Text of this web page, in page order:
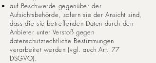
auf Beschwerde gegenüber der
Aufsichtsbehörde, sofern sie der Ansicht sind,
dass die sie betreffenden Daten durch den
Anbieter unter Verstoß gegen
datenschutzrechtliche Bestimmungen
verarbeitet werden (vgl. auch Art. 77
DSGVO).